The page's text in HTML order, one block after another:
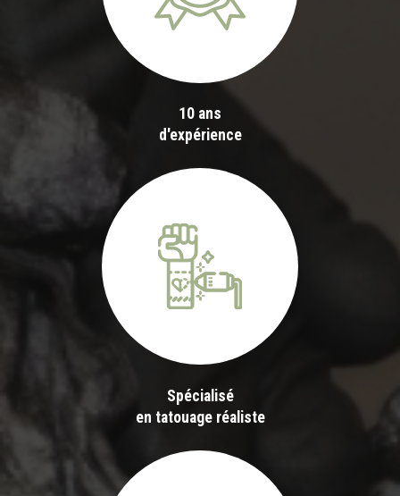
10 ans
d'expérience
Spécialisé
en tatouage réaliste